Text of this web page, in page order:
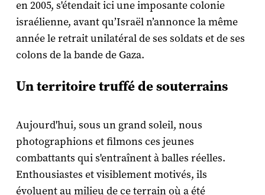
en 2005, s'étendait ici une imposante colonie
israélienne, avant qu’Israël n’annonce la même
année le retrait unilatéral de ses soldats et de ses
colons de la bande de Gaza.
Un territoire truffé de souterrains
Aujourd'hui, sous un grand soleil, nous
photographions et filmons ces jeunes
combattants qui s'entraînent à balles réelles.
Enthousiastes et visiblement motivés, ils
évoluent au milieu de ce terrain où a été